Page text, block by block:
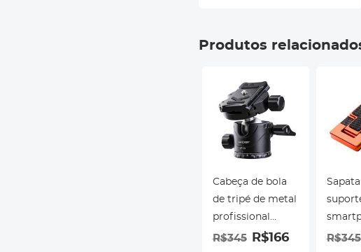
Produtos
Cabeça de bola
de tripé de metal
profissional
Panorâmica
R$345 R$166
em 1)
R$345